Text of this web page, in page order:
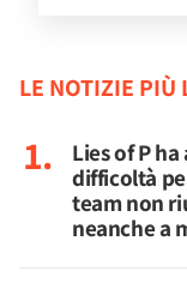
LE NOTIZIE PIÙ
Lies of P
difficoltà
team non
neanche a